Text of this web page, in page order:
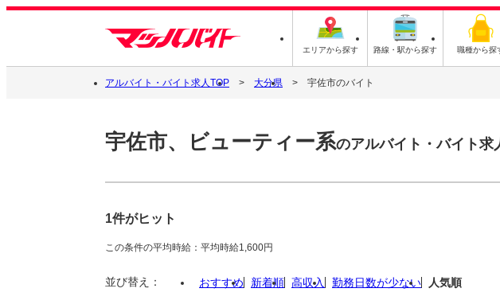
エリアから探す 路線・駅から探す 職種から探
アルバイト・バイト求人TOP 大分県 宇佐市のバイト
宇佐市、ビューティー系のアルバイト・バイト求
1件がヒット
この条件の平均時給：平均時給1,600円
並び替え： おすすめ 新着順 高収入 勤務日数が少ない 人気順